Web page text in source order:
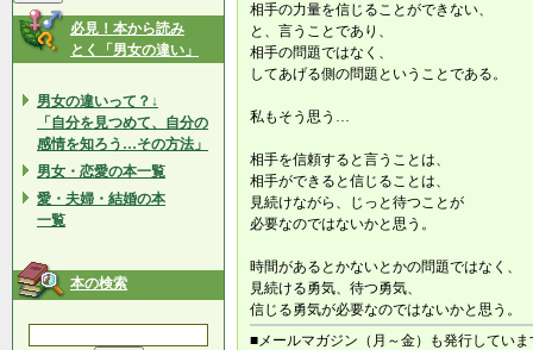
必見！本から読み
とく「男女の違い」
男女の違いって？↓
「自分を見つめて、自分の
感情を知ろう…その方法」
男女・恋愛の本一覧
愛・夫婦・結婚の本
一覧
本の検索
相手の力量を信じることができない、
と、言うことであり、
相手の問題ではなく、
してあげる側の問題ということである。
私もそう思う…
相手を信頼すると言うことは、
相手ができると信じることは、
見続けながら、じっと待つことが
必要なのではないかと思う。
時間があるとかないとかの問題ではなく、
見続ける勇気、待つ勇気、
信じる勇気が必要なのではないかと思う。
■メールマガジン（月～金）も発行していま